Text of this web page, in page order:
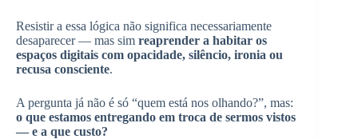
Resistir a essa lógica não significa necessariamente
desaparecer — mas sim reaprender a habitar os
espaços digitais com opacidade, silêncio, ironia ou
recusa consciente.
A pergunta já não é só “quem está nos olhando?”, mas:
o que estamos entregando em troca de sermos vistos
— e a que custo?